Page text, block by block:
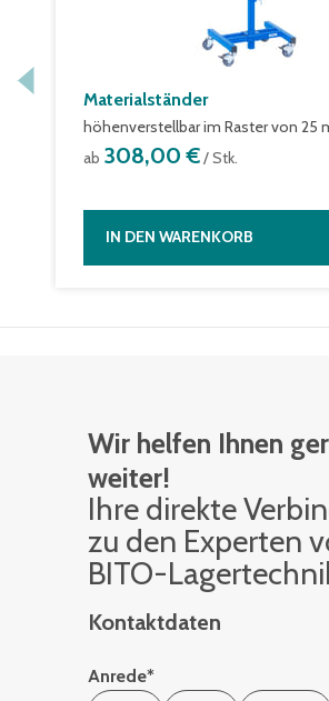
Materialständer
höhenverstellbar im Raster von 25
ab 308,00 €/ Stk.
IN DEN WARENKORB
Wir helfen Ihnen
weiter!
Ihre di­rek­te
zu den Ex­per­ten
BITO-
Kontaktdaten
Anrede*